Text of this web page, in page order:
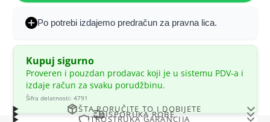
Po potrebi izdajemo predračun za pravna lica.
Kupuj sigurno
Proveren i pouzdan prodavac koji je u sistemu PDV-a i
izdaje račun za svaku porudžbinu.
Šifra delatnosti: 4791
TROSTRUKA GARANCIJA
ISPORUKA ROBE
ŠTA PORUČITE TO I DOBIJETE